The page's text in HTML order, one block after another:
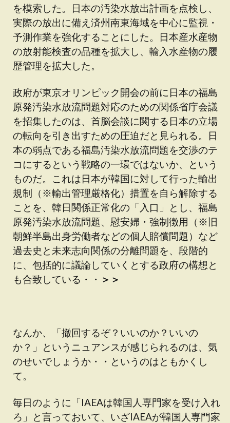
を模索した。日本の汚染水放出計画を点検し、
実際の放出に備え済州南東海域を中心に監視・
予測作業を強化することにした。日本産水産物
の放射能検査の品種を拡大し、輸入水産物の履
歴管理を拡大した。
政府が東京オリンピック開会の前に日本の福島
原発汚染水放流問題対応のための関係省庁会議
を招集したのは、首脳会談に関する日本の立場
の転向を引き出すための圧迫だと見られる。日
本の弱点である福島汚染水放流問題を交渉のテ
コにするという戦略の一環ではないか、という
ものだ。これは日本が韓国に対して行った輸出
規制（※輸出管理厳格化）措置を自ら解除する
ことを、韓日関係正常化の「入口」とし、福島
原発汚染水放流問題、慰安婦・強制徴用（※旧
朝鮮半島出身労働者などの個人賠償問題）など
過去史と未来志向関係の分離問題を、段階的
に、包括的に議論していくとする政府の構想と
も合致している・・ ＞＞
なんか、「撤回するぞ？いいのか？いいの
か？」というニュアンスが感じられるのは、気
のせいでしょうか・・というのはともかくし
て。
毎日のように「IAEAは韓国人専門家を受け入れ
ろ」と言っておいて、いざIAEAが韓国人専門家